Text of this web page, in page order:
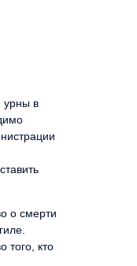
урны в
о смерти
того, кто